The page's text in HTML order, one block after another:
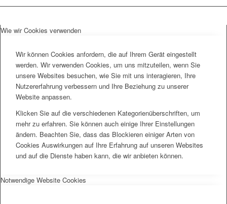
Wie wir Cookies verwenden
Wir können Cookies anfordern, die auf Ihrem Gerät eingestellt
werden. Wir verwenden Cookies, um uns mitzuteilen, wenn Sie
unsere Websites besuchen, wie Sie mit uns interagieren, Ihre
Nutzererfahrung verbessern und Ihre Beziehung zu unserer
Website anpassen.
Klicken Sie auf die verschiedenen Kategorienüberschriften, um
mehr zu erfahren. Sie können auch einige Ihrer Einstellungen
ändern. Beachten Sie, dass das Blockieren einiger Arten von
Cookies Auswirkungen auf Ihre Erfahrung auf unseren Websites
und auf die Dienste haben kann, die wir anbieten können.
Notwendige Website Cookies